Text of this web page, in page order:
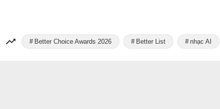
Better Choice Awards 2026 Better List nhạc AI